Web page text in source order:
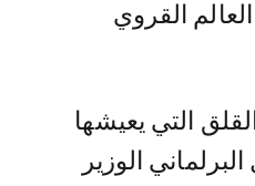
القروي
التي يعيشها
الوزير